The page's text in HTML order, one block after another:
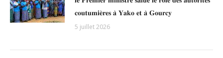
𝐜𝐨𝐮𝐭𝐮𝐦𝐢𝐞̀𝐫𝐞𝐬 𝐚̀ 𝐘𝐚𝐤𝐨 𝐞𝐭 𝐚̀ 𝐆𝐨𝐮𝐫𝐜𝐲
5 juillet 2026